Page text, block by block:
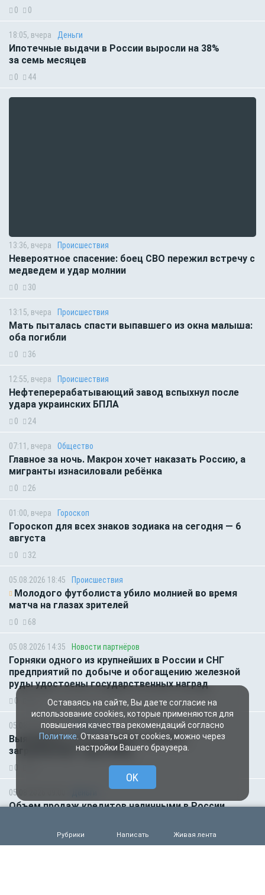
0 0
18:05, вчера Деньги
Ипотечные выдачи в России выросли на 38%
за семь месяцев
0 44
13:36, вчера Происшествия
Невероятное спасение: боец СВО пережил встречу с
медведем и удар молнии
0 30
13:15, вчера Происшествия
Мать пыталась спасти выпавшего из окна малыша:
оба погибли
0 36
12:55, вчера Происшествия
Нефтеперерабатывающий завод вспыхнул после
удара украинских БПЛА
0 24
07:11, вчера Общество
Главное за ночь. Макрон хочет наказать Россию, а
мигранты изнасиловали ребёнка
0 26
01:00, вчера Гороскоп
Гороскоп для всех знаков зодиака на сегодня — 6
августа
0 32
05.08.2026 18:45 Происшествия
Молодого футболиста убило молнией во время
матча на глазах зрителей
0 68
05.08.2026 14:35 Новости партнёров
Горняки одного из крупнейших в России и СНГ
предприятий по добыче и обогащению железной
руды удостоены государственных наград
0
05.08.2026 14:01 Общество
Выяснилось, кто не сможет получить
загранпаспорт через МФЦ
0
05.08.2026 09:00
Объем продаж кредитов наличными в России
Рубрики Написать Живая лента
Оставаясь на сайте, Вы даете согласие на
использование cookies, которые применяются для
повышения качества рекомендаций согласно
Политике . Отказаться от cookies, можно через
настройки Вашего браузера.
OK